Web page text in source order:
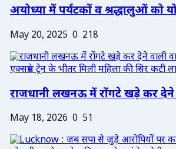
अयोध्या में पर्यटकों व श्रद्धालुओं को
May 20, 2025 0 218
राजधानी लखनऊ में रोंगटे खड़े कर देने
May 18, 2026 0 51